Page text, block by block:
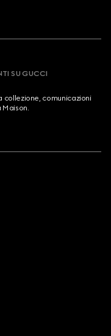
SU GUCCI
collezione, comunicazioni